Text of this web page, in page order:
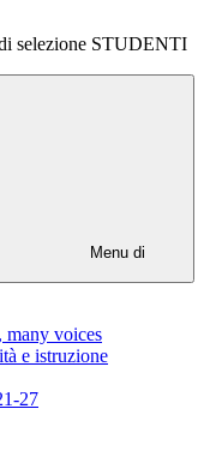
selezione STUDENTI
Menu di
many voices
e istruzione
27